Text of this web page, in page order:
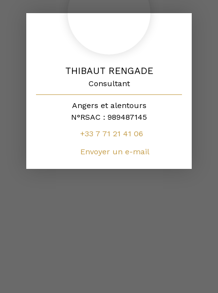
THIBAUT RENGADE
Consultant
Angers et alentours
N°RSAC : 989487145
+33 7 71 21 41 06
Envoyer un e-mail